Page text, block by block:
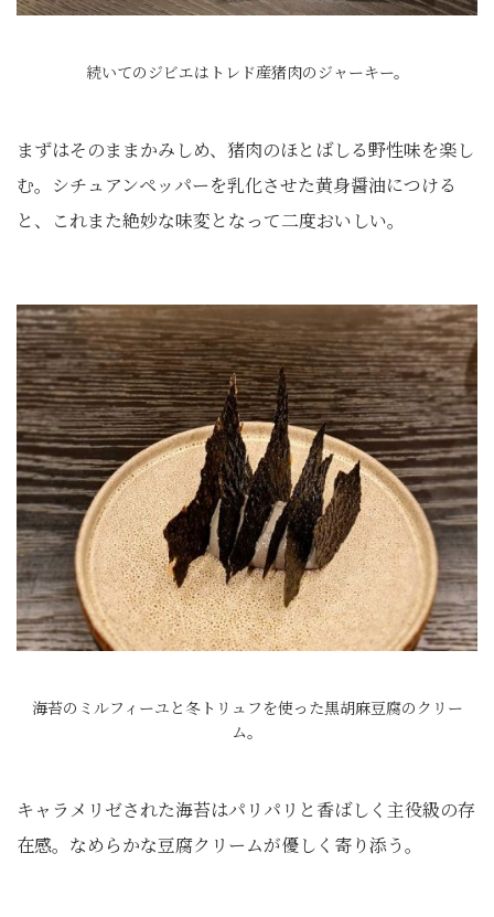
続いてのジビエはトレド産猪肉のジャーキー。
まずはそのままかみしめ、猪肉のほとばしる野性味を楽し
む。シチュアンペッパーを乳化させた黄身醤油につける
と、これまた絶妙な味変となって二度おいしい。
海苔のミルフィーユと冬トリュフを使った黒胡麻豆腐のクリー
ム。
キャラメリゼされた海苔はパリパリと香ばしく主役級の存
在感。なめらかな豆腐クリームが優しく寄り添う。